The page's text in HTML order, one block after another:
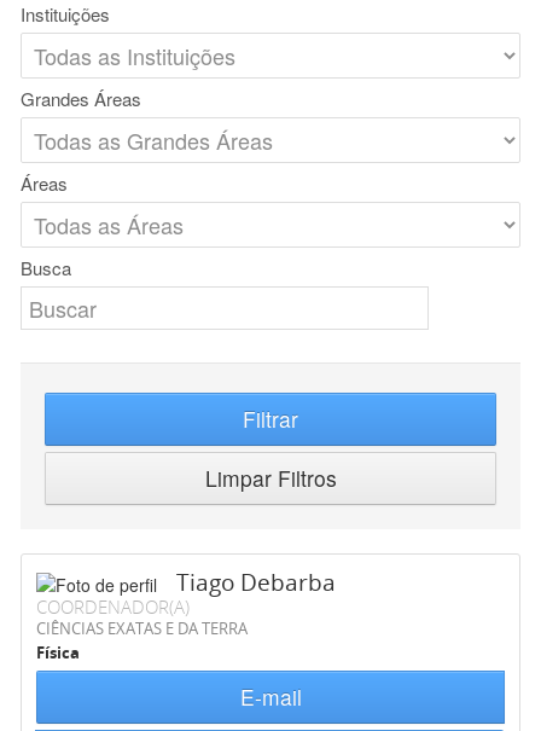
Instituições
Grandes Áreas
Áreas
Busca
Filtrar
Limpar Filtros
Tiago Debarba
COORDENADOR(A)
CIÊNCIAS EXATAS E DA TERRA
Física
E-mail